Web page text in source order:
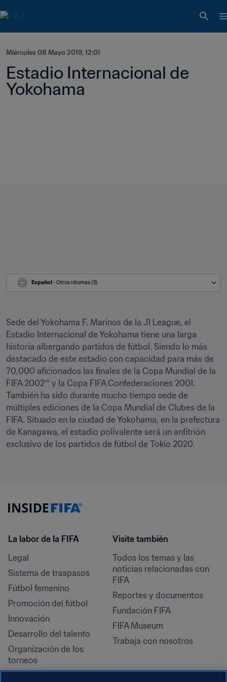
Miércoles 08 Mayo 2019, 12:01
Estadio Internacional de
Yokohama
Español - Otros idiomas (3)
Sede del Yokohama F. Marinos de la J1 League, el
Estadio Internacional de Yokohama tiene una larga
historia albergando partidos de fútbol. Siendo lo más
destacado de este estadio con capacidad para más de
70,000 aficionados las finales de la Copa Mundial de la
FIFA 2002™ y la Copa FIFA Confederaciones 2001.
También ha sido durante mucho tiempo sede de
múltiples ediciones de la Copa Mundial de Clubes de la
FIFA. Situado en la ciudad de Yokohama, en la prefectura
de Kanagawa, el estadio polivalente será un anfitrión
exclusivo de los partidos de fútbol de Tokio 2020.
La labor de la FIFA
Legal
Sistema de traspasos
Fútbol femenino
Promoción del fútbol
Innovación
Desarrollo del talento
Organización de los
torneos
Visite también
Todos los temas y las
noticias relacionadas con
FIFA
Reportes y documentos
Fundación FIFA
FIFA Museum
Trabaja con nosotros